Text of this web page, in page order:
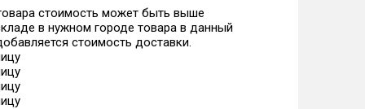
стоимость может быть выше
в нужном городе товара в данный
стоимость доставки.